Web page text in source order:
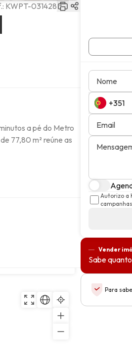
KWPT-031428
a pé do Metro
77,80 m² reúne as
Nome
Email
Autorizo a
Vender
Sabe
Para